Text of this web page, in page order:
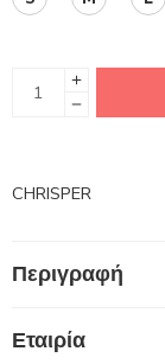
CHRISPER
Περιγραφή
Εταιρία